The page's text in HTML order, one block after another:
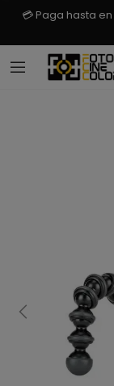
💳 Paga hasta en